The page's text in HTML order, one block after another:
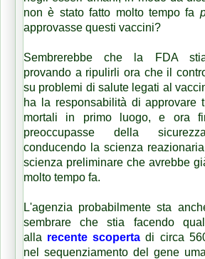
non è stato fatto molto tempo fa
approvasse questi vaccini?
Sembrerebbe che la FDA
provando a ripulirli ora che il
su problemi di salute legati al
ha la responsabilità di approvare
mortali in primo luogo, e ora
preoccupasse della
conducendo la scienza
scienza preliminare che avrebbe
molto tempo fa.
L'agenzia probabilmente sta
sembrare che stia facendo
alla recente scoperta di circa
nel sequenziamento del gene